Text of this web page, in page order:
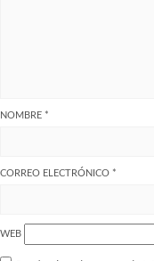
NOMBRE *
CORREO ELECTRÓNICO *
WEB